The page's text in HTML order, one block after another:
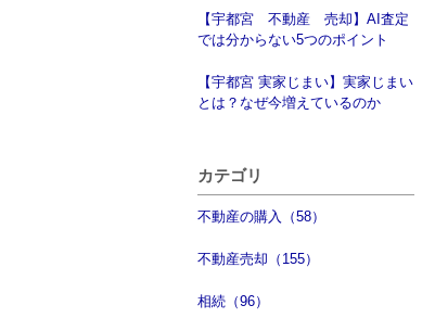
【宇都宮 不動産 売却】AI査定
では分からない5つのポイント
【宇都宮 実家じまい】実家じまい
とは？なぜ今増えているのか
カテゴリ
不動産の購入（58）
不動産売却（155）
相続（96）